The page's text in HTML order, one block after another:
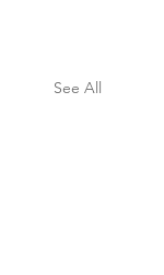
See All